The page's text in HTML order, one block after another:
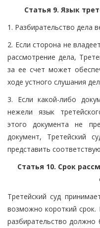
Статья 9. Язык
1. Разбирательство дела
2. Если сторона не
рассмотрение дела,
за ее счет может
ходе устного слушания
3. Если какой-либо
нежели язык
этого документа не
документ, Третейский
представить
Статья 10. Срок
Третейский суд
возможно короткий срок.
разбирательство